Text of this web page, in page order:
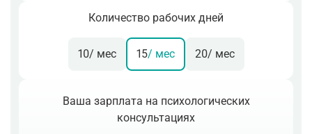
Количество рабочих дней
10/ мес 15/ мес 20/ мес
Ваша зарплата на психологических
консультациях